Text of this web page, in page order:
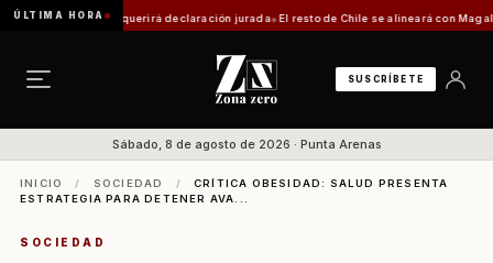
ÚLTIMA HORA
trámite requerirá declaración jurada El resto de Chile se alineará con Magallanes:
SUSCRÍBETE
Sábado, 8 de agosto de 2026 · Punta Arenas
INICIO / SOCIEDAD /
CRÍTICA OBESIDAD: SALUD PRESENTA
ESTRATEGIA PARA DETENER AVA...
SOCIEDAD